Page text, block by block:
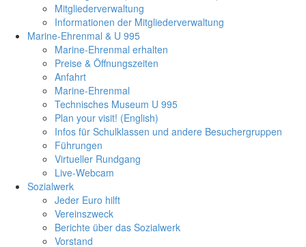
Mitgliederverwaltung
Informationen der Mitgliederverwaltung
Marine-Ehrenmal & U 995
Marine-Ehrenmal erhalten
Preise & Öffnungszeiten
Anfahrt
Marine-Ehrenmal
Technisches Museum U 995
Plan your visit! (English)
Infos für Schulklassen und andere Besuchergruppen
Führungen
Virtueller Rundgang
Live-Webcam
Sozialwerk
Jeder Euro hilft
Vereinszweck
Berichte über das Sozialwerk
Vorstand